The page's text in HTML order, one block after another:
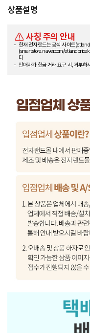
상품설명
사칭 주의 안내
현재 전자랜드는 공식 사이트
(smartstore.naver.com/
다.
판매자가 현금 거래 요구 시, 거부하